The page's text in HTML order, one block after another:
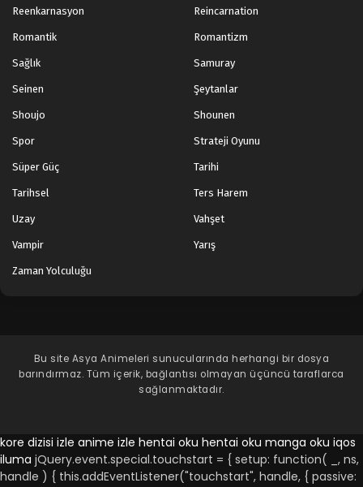
Reenkarnasyon Reincarnation
Romantik Romantizm
Sağlık Samuray
Seinen Şeytanlar
Shoujo Shounen
Spor Strateji Oyunu
Süper Güç Tarihi
Tarihsel Ters Harem
Uzay Vahşet
Vampir Yarış
Zaman Yolculuğu
Bu site Asya Animeleri sunucularında herhangi bir dosya
barındırmaz. Tüm içerik, bağlantısı olmayan üçüncü taraflarca
sağlanmaktadır.
kore dizisi izle anime izle hentai oku hentai oku manga oku iqos
iluma jQuery.event.special.touchstart = { setup: function( _, ns,
handle ) { this.addEventListener("touchstart", handle, { passive: